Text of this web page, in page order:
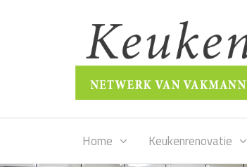
Home Keukenrenovatie